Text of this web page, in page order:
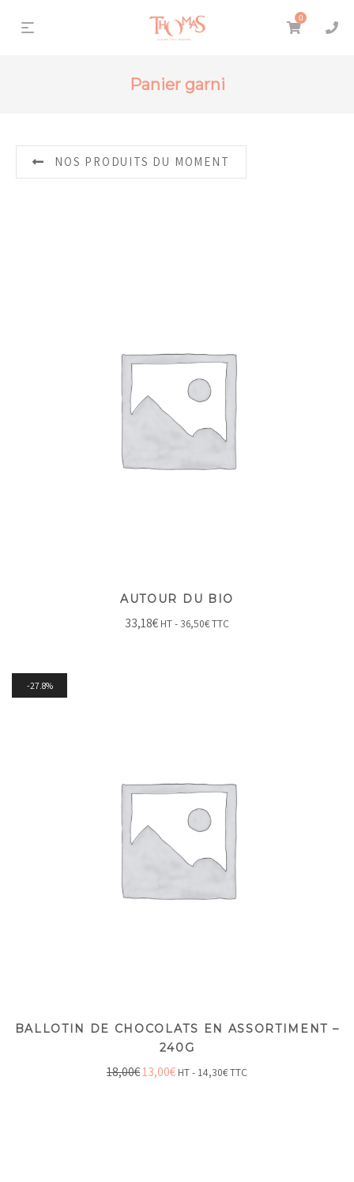
0
Panier garni
NOS PRODUITS DU MOMENT
AUTOUR DU BIO
33,18€ HT -36,50€TTC
27.8%
BALLOTIN DE CHOCOLATS EN ASSORTIMENT –
240G
18,00€13,00€ HT - 14,30€TTC